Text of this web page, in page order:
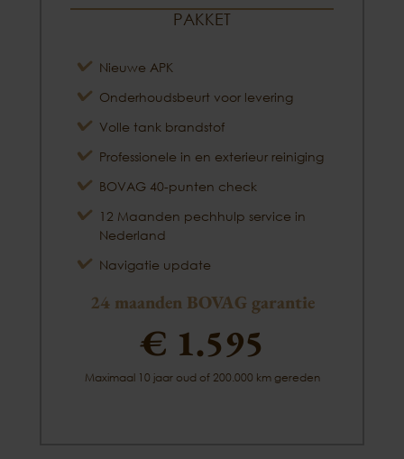
PAKKET
Nieuwe APK
Onderhoudsbeurt voor levering
Volle tank brandstof
Professionele in en exterieur reiniging
BOVAG 40-punten check
12 Maanden pechhulp service in
Nederland
Navigatie update
24 maanden BOVAG garantie
€ 1.595
Maximaal 10 jaar oud of 200.000 km gereden